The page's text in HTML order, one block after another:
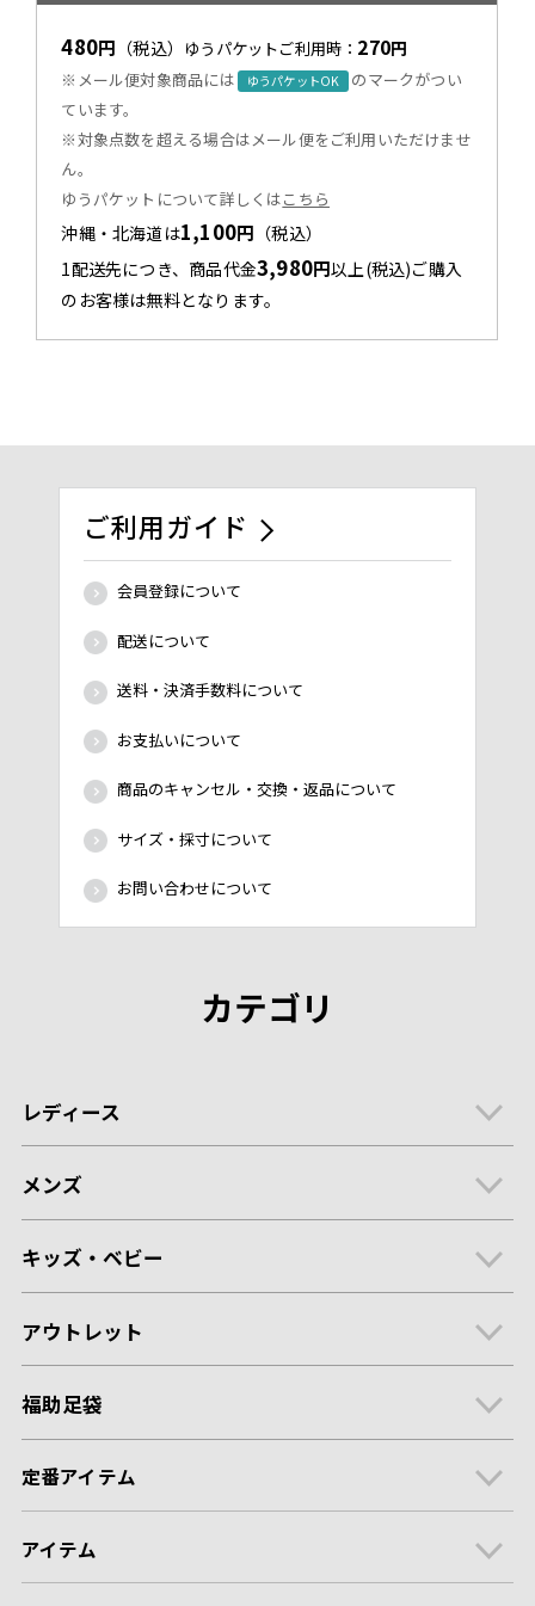
480円 （税込） ゆうパケットご利用時： 270円
※メール便対象商品には ゆうパケットOK
のマークがつい
ています。
※対象点数を超える場合はメール便をご利用いただけませ
ん。
ゆうパケットについて詳しくはこちら
沖縄・北海道は1,100円 （税込）
1配送先につき、商品代金3,980円以上(税込)ご購入
のお客様は無料となります。
ご利用ガイド
会員登録について
配送について
送料・決済手数料について
お支払いについて
商品のキャンセル・交換・返品について
サイズ・採寸について
お問い合わせについて
カテゴリ
レディース
メンズ
キッズ・ベビー
アウトレット
福助足袋
定番アイテム
アイテム